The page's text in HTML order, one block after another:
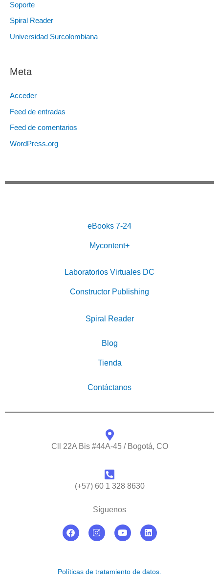
Soporte
Spiral Reader
Universidad Surcolombiana
Meta
Acceder
Feed de entradas
Feed de comentarios
WordPress.org
eBooks 7-24
Mycontent+
Laboratorios Virtuales DC
Constructor Publishing
Spiral Reader
Blog
Tienda
Contáctanos
Cll 22A Bis #44A-45 / Bogotá, CO
(+57) 60 1 328 8630
Síguenos
F
a
o
I
n
g
Y
o
b
L
i
d
Políticas de tratamiento de datos.